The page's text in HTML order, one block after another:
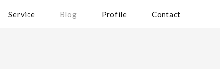
Service Blog Profile Contact